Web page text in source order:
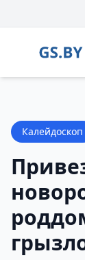
Калейдоскоп